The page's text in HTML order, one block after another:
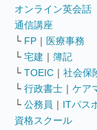
オンライン英会話
通信講座
└ FP ｜ 医療事務
└ 宅建 ｜ 簿記
└ TOEIC ｜ 社会保
└ 行政書士 ｜ ケア
└ 公務員 ｜ ITパス
資格スクール